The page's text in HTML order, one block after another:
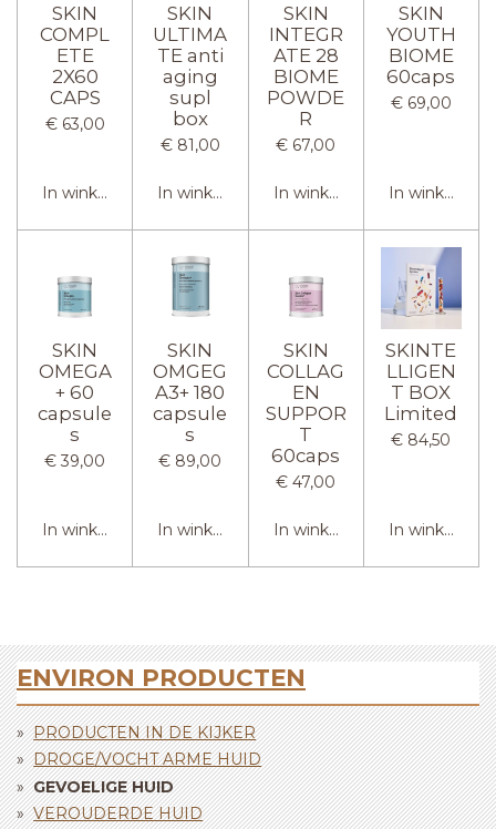
SKIN
COMPL
ETE
2X60
CAPS
€ 63,00
In winkelwagen
SKIN
ULTIMA
TE anti
aging
supl
box
€ 81,00
In winkelwagen
SKIN
INTEGR
ATE 28
BIOME
POWDE
R
€ 67,00
In winkelwagen
SKIN
YOUTH
BIOME
60caps
€ 69,00
In
SKIN
OMEGA
+ 60
capsule
s
€ 39,00
In winkelwagen
SKIN
OMGEG
A3+ 180
capsule
s
€ 89,00
In winkelwagen
SKIN
COLLAG
EN
SUPPOR
T
60caps
€ 47,00
In winkelwagen
SKINTE
LLIGEN
T BOX
Limited
€ 84,50
In
ENVIRON PRODUCTEN
PRODUCTEN IN DE KIJKER
DROGE/VOCHT ARME HUID
GEVOELIGE HUID
VEROUDERDE HUID